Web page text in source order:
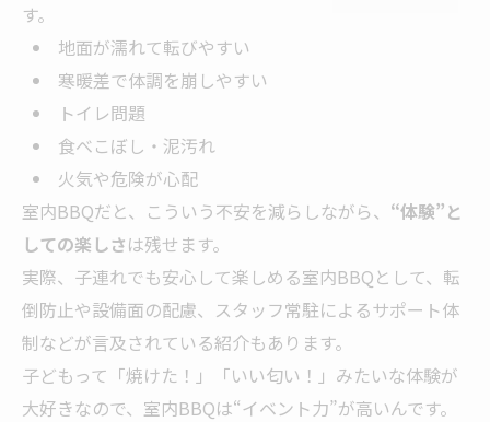
す。
地面が濡れて転びやすい
寒暖差で体調を崩しやすい
トイレ問題
食べこぼし・泥汚れ
火気や危険が心配
室内BBQだと、こういう不安を減らしながら、 “体験”と
しての楽しさは残せます。
実際、子連れでも安心して楽しめる室内BBQとして、転
倒防止や設備面の配慮、スタッフ常駐によるサポート体
制などが言及されている紹介もあります。
子どもって「焼けた！」「いい匂い！」みたいな体験が
大好きなので、室内BBQは“イベント力”が高いんです。